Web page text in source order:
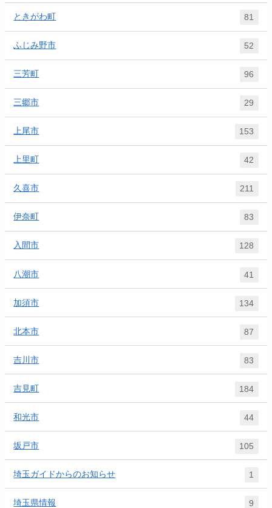
ときがわ町 81
ふじみ野市 52
三芳町 96
三郷市 29
上尾市 153
上里町 42
久喜市 211
伊奈町 83
入間市 128
八潮市 41
加須市 134
北本市 87
吉川市 83
吉見町 184
和光市 44
坂戸市 105
埼玉ガイドからのお知らせ 1
埼玉県情報 9